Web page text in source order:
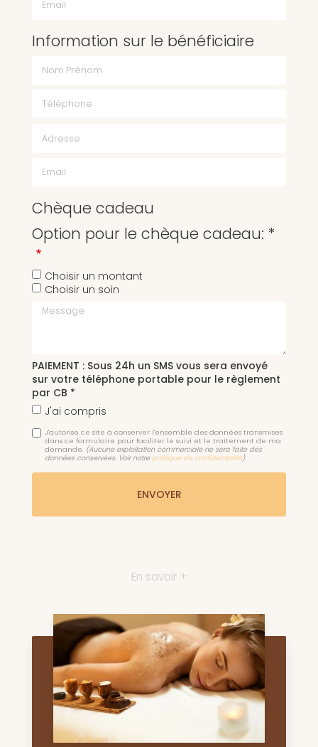
Information sur le bénéficiaire
Chèque cadeau
Option pour le chèque cadeau: *
Choisir un montant
Choisir un soin
Message
PAIEMENT : Sous 24h un SMS vous sera envoyé
sur votre téléphone portable pour le règlement
par CB *
J'ai compris
J'autorise ce site à conserver l'ensemble des données transmises
dans ce formulaire pour faciliter le suivi et le traitement de ma
demande. (Aucune exploitation commerciale ne sera faite des
données conservées. Voir notre politique de confidentialité)
En savoir +